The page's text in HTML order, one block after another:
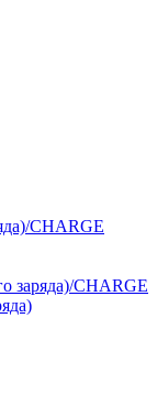
CHARGE
заряда)/CHARGE